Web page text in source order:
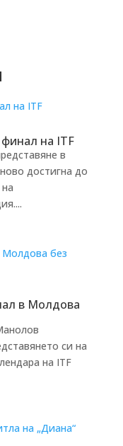
на ITF
в
достигна до
в Молдова
си на
на ITF